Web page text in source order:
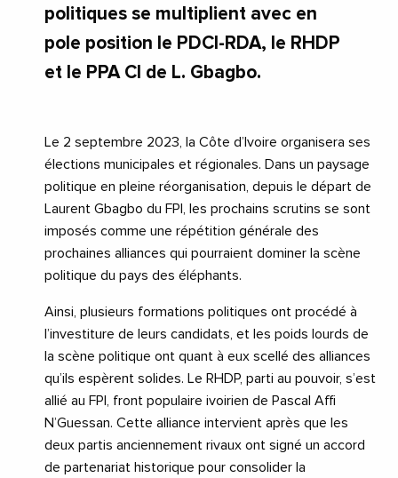
politiques se multiplient avec en
pole position le PDCI-RDA, le RHDP
et le PPA CI de L. Gbagbo.
Le 2 septembre 2023, la Côte d’Ivoire organisera ses
élections municipales et régionales. Dans un paysage
politique en pleine réorganisation, depuis le départ de
Laurent Gbagbo du FPI, les prochains scrutins se sont
imposés comme une répétition générale des
prochaines alliances qui pourraient dominer la scène
politique du pays des éléphants.
Ainsi, plusieurs formations politiques ont procédé à
l’investiture de leurs candidats, et les poids lourds de
la scène politique ont quant à eux scellé des alliances
qu’ils espèrent solides. Le RHDP, parti au pouvoir, s’est
allié au FPI, front populaire ivoirien de Pascal Affi
N’Guessan. Cette alliance intervient après que les
deux partis anciennement rivaux ont signé un accord
de partenariat historique pour consolider la